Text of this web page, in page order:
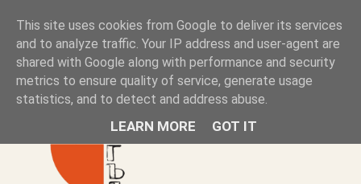
Книжен ъгъл
Блог на книжарницата — класации, откъси, нови книги
ул. „Оборище" 117, София· пон–пет 10:00–19:00 ·
This site uses cookies from Google to deliver its services
and to analyze traffic. Your IP address and user-agent are
shared with Google along with performance and security
metrics to ensure quality of service, generate usage
statistics, and to detect and address abuse.
LEARN MORE GOT IT